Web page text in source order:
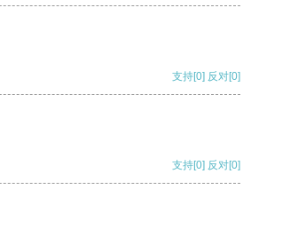
支持[0] 反对[0]
支持[0] 反对[0]